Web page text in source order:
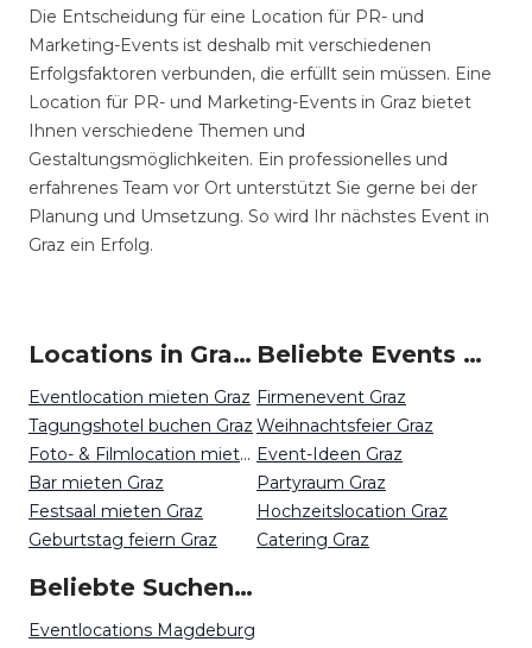
Die Entscheidung für eine Location für PR- und
Marketing-Events ist deshalb mit verschiedenen
Erfolgsfaktoren verbunden, die erfüllt sein müssen. Eine
Location für PR- und Marketing-Events in Graz bietet
Ihnen verschiedene Themen und
Gestaltungsmöglichkeiten. Ein professionelles und
erfahrenes Team vor Ort unterstützt Sie gerne bei der
Planung und Umsetzung. So wird Ihr nächstes Event in
Graz ein Erfolg.
Locations in Graz mieten
Eventlocation mieten Graz
Tagungshotel buchen Graz
Foto- & Filmlocation mieten Graz
Bar mieten Graz
Festsaal mieten Graz
Geburtstag feiern Graz
Beliebte Events in Graz
Firmenevent Graz
Weihnachtsfeier Graz
Event-Ideen Graz
Partyraum Graz
Hochzeitslocation Graz
Catering Graz
Beliebte Suchen auf Event Inc
Eventlocations Magdeburg